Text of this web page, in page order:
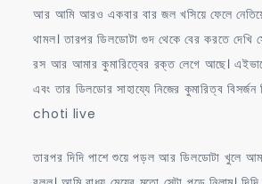
আর আমি আরও একবার বার জল খসিয়ে ফেলে নেতিয়ে
থামল। তারপর ডিলডোটা গুদ থেকে বের করতে দেখি
রস আর আমার কুমারিত্বের রক্ত লেগে আছে।
এবং তার ডিলডোর সাহায্যে নিজের কুমারিত্ব
choti live
তারপর দিদি পাশে শুয়ে পড়ল আর ডিলডোটা খুলে